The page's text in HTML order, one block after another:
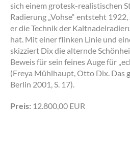
sich einem grotesk-realistischen
Radierung „Vohse“ entsteht
er die Technik der
hat. Mit einer flinken Linie und
skizziert Dix die alternde
Beweis für sein feines Auge für
(Freya Mühlhaupt, Otto Dix. Das
Berlin 2001, S. 17).
Preis: 12.800,00 EUR